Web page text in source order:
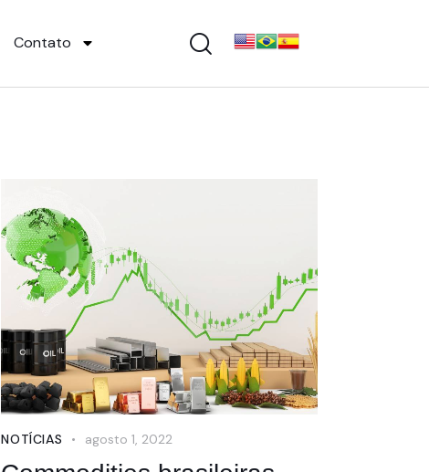
Contato
NOTÍCIAS agosto 1, 2022